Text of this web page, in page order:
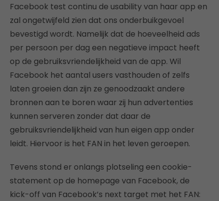
Facebook test continu de usability van haar app en
zal ongetwijfeld zien dat ons onderbuikgevoel
bevestigd wordt. Namelijk dat de hoeveelheid ads
per persoon per dag een negatieve impact heeft
op de gebruiksvriendelijkheid van de app. Wil
Facebook het aantal users vasthouden of zelfs
laten groeien dan zijn ze genoodzaakt andere
bronnen aan te boren waar zij hun advertenties
kunnen serveren zonder dat daar de
gebruiksvriendelijkheid van hun eigen app onder
leidt. Hiervoor is het FAN in het leven geroepen.
Tevens stond er onlangs plotseling een cookie-
statement op de homepage van Facebook, de
kick-off van Facebook’s next target met het FAN: